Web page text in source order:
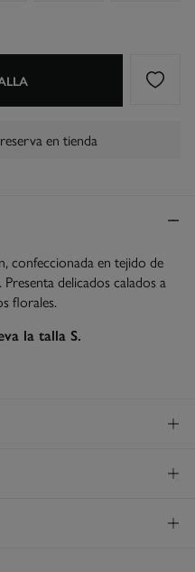
en tienda
confeccionada en tejido de
delicados calados a
florales.
la talla S.
¡GRATIS!